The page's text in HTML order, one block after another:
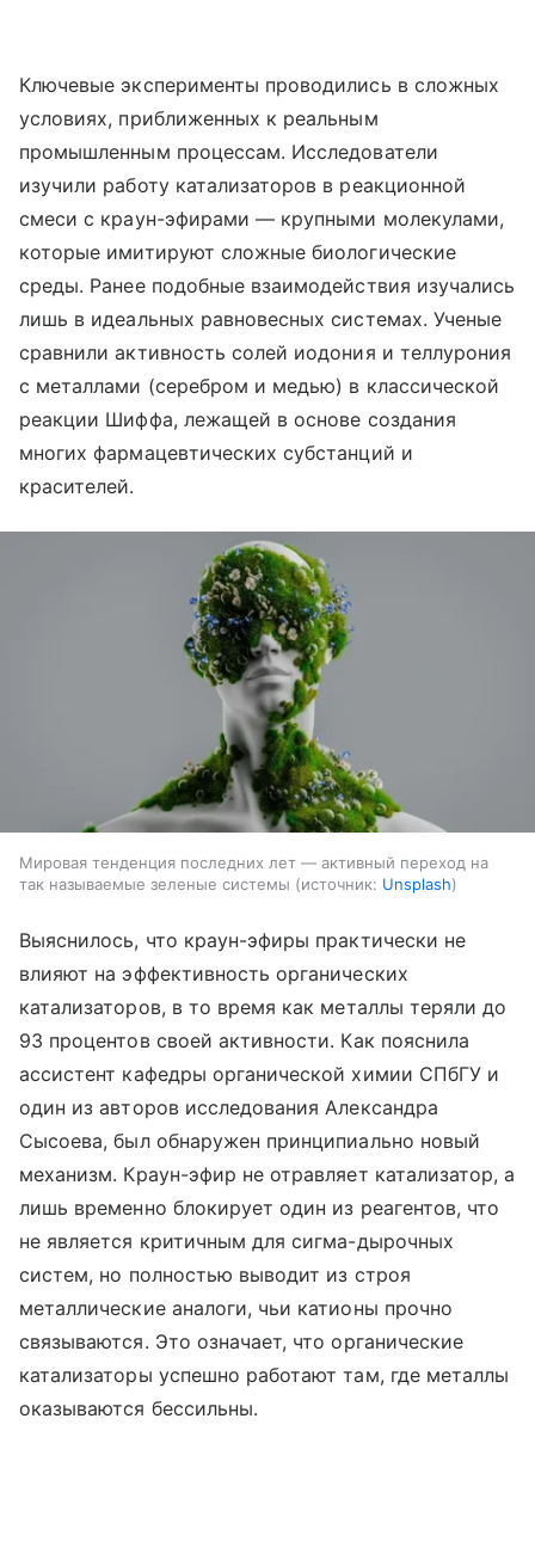
Ключевые эксперименты проводились в сложных
условиях, приближенных к реальным
промышленным процессам. Исследователи
изучили работу катализаторов в реакционной
смеси с краун-эфирами — крупными молекулами,
которые имитируют сложные биологические
среды. Ранее подобные взаимодействия изучались
лишь в идеальных равновесных системах. Ученые
сравнили активность солей иодония и теллурония
с металлами (серебром и медью) в классической
реакции Шиффа, лежащей в основе создания
многих фармацевтических субстанций и
красителей.
Мировая тенденция последних лет — активный переход на
так называемые зеленые системы
источник: Unsplash
Выяснилось, что краун-эфиры практически не
влияют на эффективность органических
катализаторов, в то время как металлы теряли до
93 процентов своей активности. Как пояснила
ассистент кафедры органической химии СПбГУ и
один из авторов исследования Александра
Сысоева, был обнаружен принципиально новый
механизм. Краун-эфир не отравляет катализатор, а
лишь временно блокирует один из реагентов, что
не является критичным для сигма-дырочных
систем, но полностью выводит из строя
металлические аналоги, чьи катионы прочно
связываются. Это означает, что органические
катализаторы успешно работают там, где металлы
оказываются бессильны.